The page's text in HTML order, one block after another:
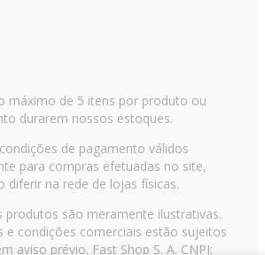
máximo de 5 itens por produto ou
durarem nossos estoques.
de pagamento válidos
para compras efetuadas no site,
diferir na rede de lojas físicas.
produtos são meramente ilustrativas.
e condições comerciais estão sujeitos
aviso prévio. Fast Shop S. A. CNPJ: